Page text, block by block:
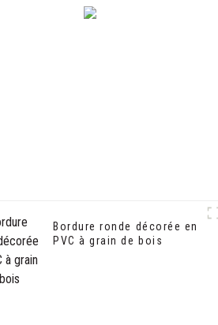
Bordure ronde décorée en
PVC à grain de bois